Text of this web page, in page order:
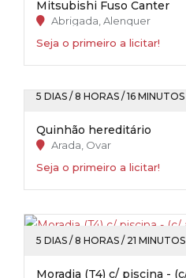
Mitsubishi Fuso Canter
Abrigada, Alenquer
Seja o primeiro a licitar!
5 DIAS / 8 HORAS / 16 MINUTOS
Quinhão hereditário
Arada, Ovar
Seja o primeiro a licitar!
5 DIAS / 8 HORAS / 21 MINUTOS